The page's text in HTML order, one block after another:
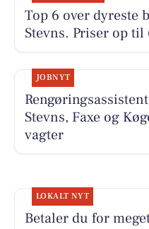
Top 6 over dyreste
Stevns. Priser op
JOBNYT
Stevns, Faxe og
vagter
LOKALT NYT
Betaler du for